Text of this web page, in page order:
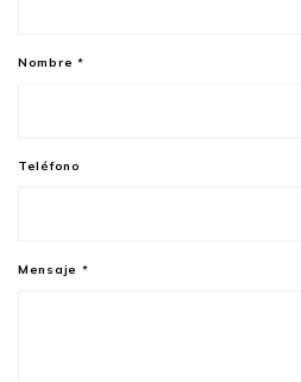
Nombre*
Teléfono
Mensaje *